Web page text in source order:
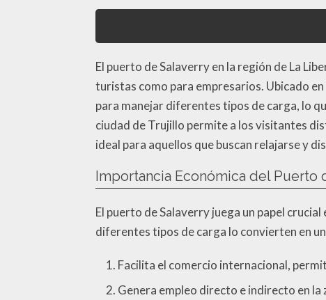
El puerto de Salaverry en la región de La
turistas como para empresarios. Ubicado
para manejar diferentes tipos de carga, lo
ciudad de Trujillo permite a los visitantes
ideal para aquellos que buscan relajarse y
Importancia Económica del Puerto
El puerto de Salaverry juega un papel
diferentes tipos de carga lo convierten en
Facilita el comercio internacional,
Genera empleo directo e indirecto en